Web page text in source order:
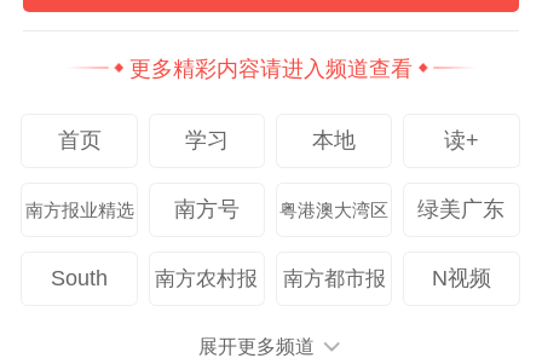
更多精彩内容请进入频道查看
首页 学习 本地 读+
南方报业精选 南方号 粤港澳大湾区 绿美广东
South 南方农村报 南方都市报 N视频
展开更多频道